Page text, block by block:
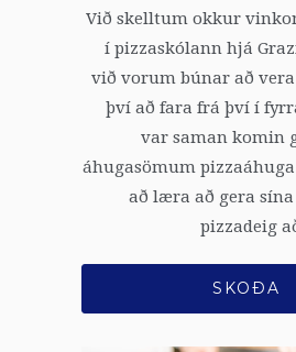
Við skelltum okkur
í pizzaskólann hjá
við vorum búnar að
því að fara frá því í
var saman komin
áhugasömum
að læra að gera
pizzadeig
SKOÐA